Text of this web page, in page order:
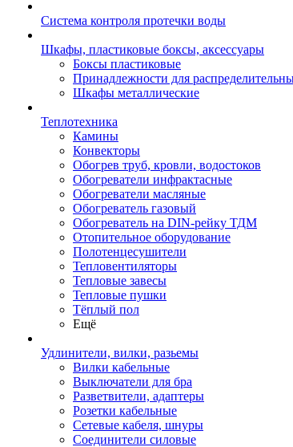
Система контроля протечки воды
Шкафы, пластиковые боксы, аксессуары
Боксы пластиковые
Принадлежности для
Шкафы металлические
Теплотехника
Камины
Конвекторы
Обогрев труб, кровли, водостоков
Обогреватели инфрактасные
Обогреватели масляные
Обогреватель газовый
Обогреватель на DIN-рейку ТДМ
Отопительное оборудование
Полотенцесушители
Тепловентиляторы
Тепловые завесы
Тепловые пушки
Тёплый пол
Ещё
Удлинители, вилки, разьемы
Вилки кабельные
Выключатели для бра
Разветвители, адаптеры
Розетки кабельные
Сетевые кабеля, шнуры
Соединители силовые